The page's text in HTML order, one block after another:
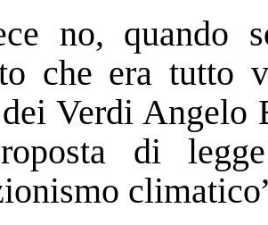
no, quando
che era tutto
Verdi Angelo
di